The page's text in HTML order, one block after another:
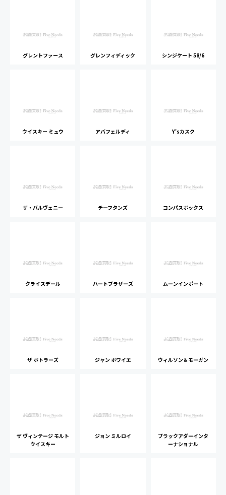
グレントファース グレンフィディック シンジケート 58/6
ウイスキー ミュウ アバフェルディ Y'sカスク
ザ・バルヴェニー チーフタンズ コンパスボックス
クライスデール ハートブラザーズ ムーンインポート
ザ ボトラーズ ジャン ボワイエ ウィルソン＆モーガン
ザ ヴィンテージ モルト
ウイスキー
ジョン ミルロイ
ブラックアダーインタ
ーナショナル